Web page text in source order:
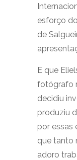
esforço
de
E que
fotógrafo
decidiu
produziu
por essas
que tanto
adoro